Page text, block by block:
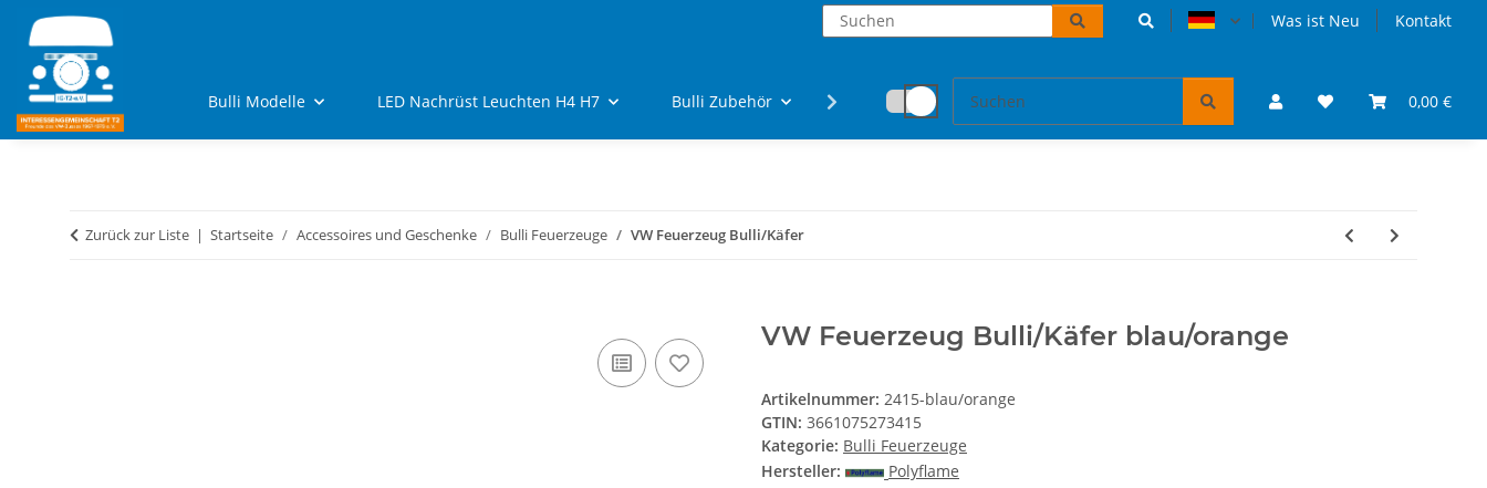
Was ist Neu Kontakt
0,00 €
Bulli Modelle LED Nachrüst Leuchten H4 H7 Bulli Zubehör Fanartikel Accessoires und Geschenke VW Bulli Puzzles & Bücher
Zurück zur Liste Startseite Accessoires und Geschenke Bulli Feuerzeuge VW Feuerzeug Bulli/Käfer
VW Feuerzeug Bulli/Käfer blau/orange
Artikelnummer: 2415-blau/orange
GTIN: 3661075273415
Kategorie: Bulli Feuerzeuge
Hersteller:
Polyflame